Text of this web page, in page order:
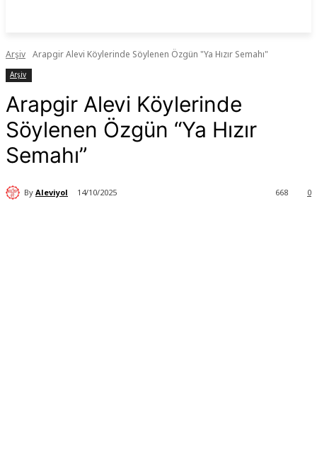
Arşiv Arapgir Alevi Köylerinde Söylenen Özgün "Ya Hızır Semahı"
Arşiv
Arapgir Alevi Köylerinde
Söylenen Özgün “Ya Hızır
Semahı”
By Aleviyol 14/10/2025 0
668